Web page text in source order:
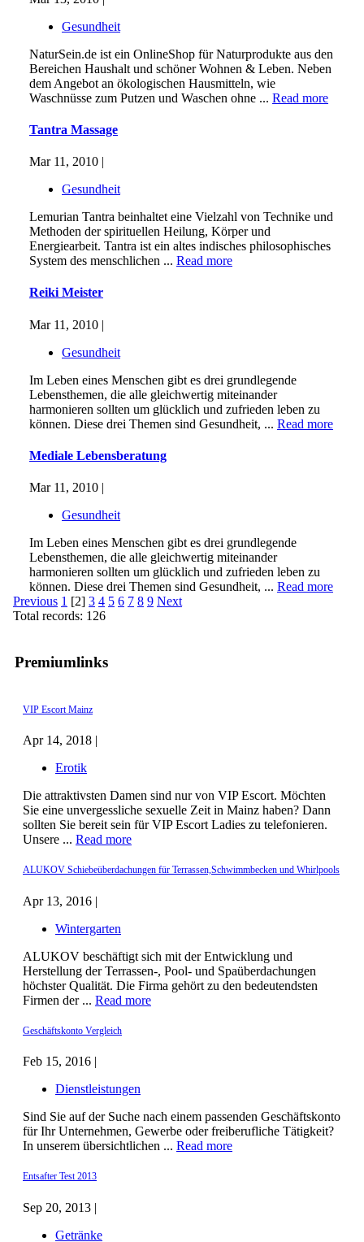
Premiumlinks
VIP Escort Mainz
Apr 14, 2018 |
Erotik
Die attraktivsten Damen sind nur von VIP Escort. Möchten
Sie eine unvergessliche sexuelle Zeit in Mainz haben? Dann
sollten Sie bereit sein für VIP Escort Ladies zu telefonieren.
Unsere ... Read more
ALUKOV Schiebeüberdachungen für Terrassen,Schwimmbecken und Whirlpools
Apr 13, 2016 |
Wintergarten
ALUKOV beschäftigt sich mit der Entwicklung und
Herstellung der Terrassen-, Pool- und Spaüberdachungen
höchster Qualität. Die Firma gehört zu den bedeutendsten
Firmen der ... Read more
Geschäftskonto Vergleich
Feb 15, 2016 |
Dienstleistungen
Sind Sie auf der Suche nach einem passenden Geschäftskonto
für Ihr Unternehmen, Gewerbe oder freiberufliche Tätigkeit?
In unserem übersichtlichen ... Read more
Entsafter Test 2013
Sep 20, 2013 |
Getränke
Gesundheit
NaturSein.de ist ein OnlineShop für Naturprodukte aus den
Bereichen Haushalt und schöner Wohnen & Leben. Neben
dem Angebot an ökologischen Hausmitteln, wie
Waschnüsse zum Putzen und Waschen ohne ... Read more
Tantra Massage
Mar 11, 2010 |
Gesundheit
Lemurian Tantra beinhaltet eine Vielzahl von Technike und
Methoden der spirituellen Heilung, Körper und
Energiearbeit. Tantra ist ein altes indisches philosophisches
System des menschlichen ... Read more
Reiki Meister
Mar 11, 2010 |
Gesundheit
Im Leben eines Menschen gibt es drei grundlegende
Lebensthemen, die alle gleichwertig miteinander
harmonieren sollten um glücklich und zufrieden leben zu
können. Diese drei Themen sind Gesundheit, ... Read more
Mediale Lebensberatung
Mar 11, 2010 |
Gesundheit
Im Leben eines Menschen gibt es drei grundlegende
Lebensthemen, die alle gleichwertig miteinander
harmonieren sollten um glücklich und zufrieden leben zu
können. Diese drei Themen sind Gesundheit, ... Read more
Previous 1 [2] 3 4 5 6 7 8 9 Next
Total records: 126